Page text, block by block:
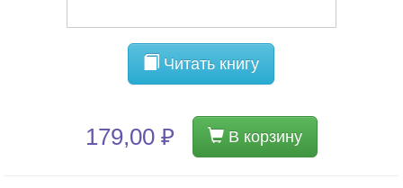
Читать книгу
179,00 ₽ В корзину